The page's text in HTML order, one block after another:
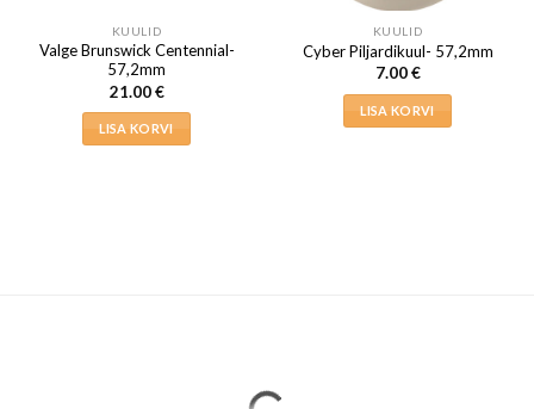
KUULID
Valge Brunswick Centennial-
57,2mm
21.00€
LISA KORVI
KUULID
Cyber Piljardikuul- 57,2mm
7.00€
LISA KORVI